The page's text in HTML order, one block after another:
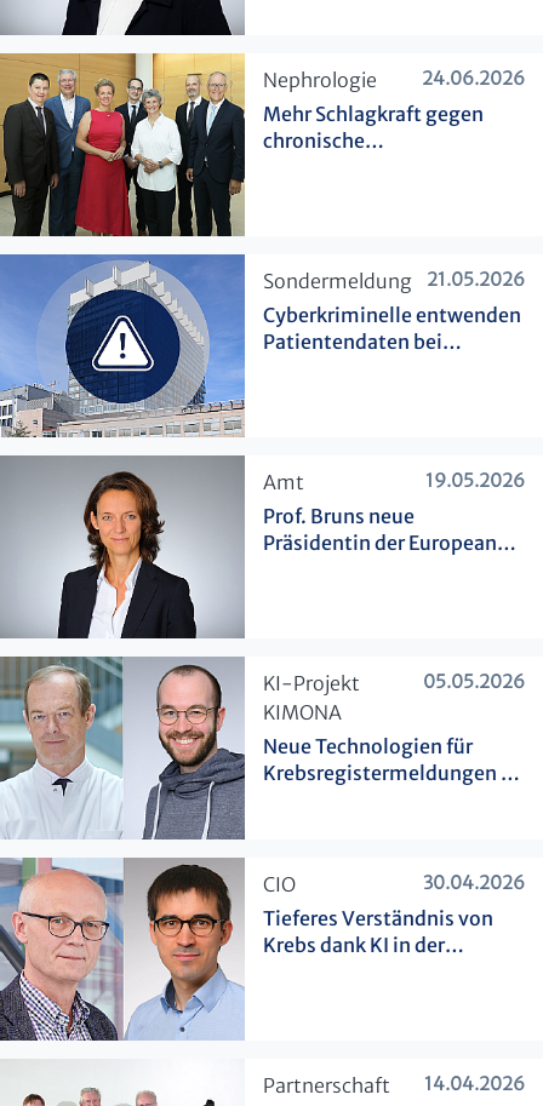
24.06.2026
​Nephrologie
Mehr Schlagkraft gegen
chronische
21.05.2026
​Sondermeldung
Cyberkriminelle entwenden
Patientendaten bei
19.05.2026
​Amt
Prof. Bruns neue
Präsidentin der European
05.05.2026
​KI-Projekt
KIMONA
Neue Technologien für
Krebsregistermeldungen in
30.04.2026
​CIO
Tieferes Verständnis von
Krebs dank KI in der
14.04.2026
​Partnerschaft